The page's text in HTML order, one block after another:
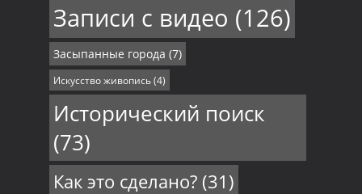
Записи с видео (126)
Засыпанные города (7)
Искусство живопись(4)
Исторический поиск
(73)
Как это сделано?(31)